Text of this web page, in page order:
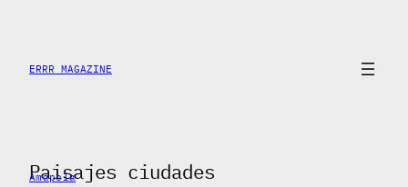
contenido
ERRR MAGAZINE
Paisajes ciudades
Amapola